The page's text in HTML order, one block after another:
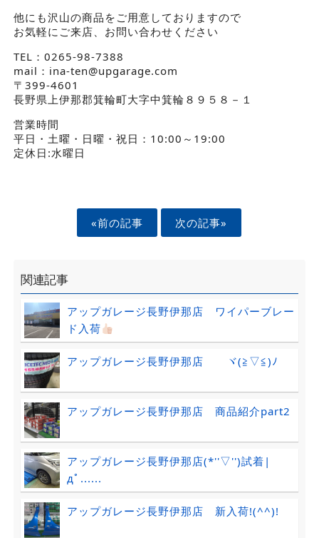
他にも沢山の商品をご用意しておりますので
お気軽にご来店、お問い合わせください
TEL：0265-98-7388
mail：ina-ten@upgarage.com
〒399-4601
長野県上伊那郡箕輪町大字中箕輪８９５８－１
営業時間
平日・土曜・日曜・祝日：10:00～19:00
定休日:水曜日
«前の記事 次の記事»
関連記事
アップガレージ長野伊那店 ワイパーブレー
ド入荷
アップガレージ長野伊那店 ヾ(≧▽≦)ﾉ
アップガレージ長野伊那店 商品紹介part2
アップガレージ長野伊那店(*''▽'')試着|
дﾟ......
アップガレージ長野伊那店 新入荷!(^^)!